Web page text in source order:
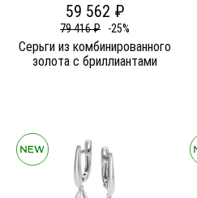
59 562 ₽
79 416 ₽ -25%
Серьги из комбинированного
золота c бриллиантами